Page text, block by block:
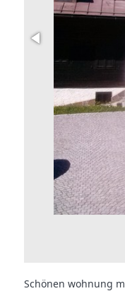
Schönen wohnung